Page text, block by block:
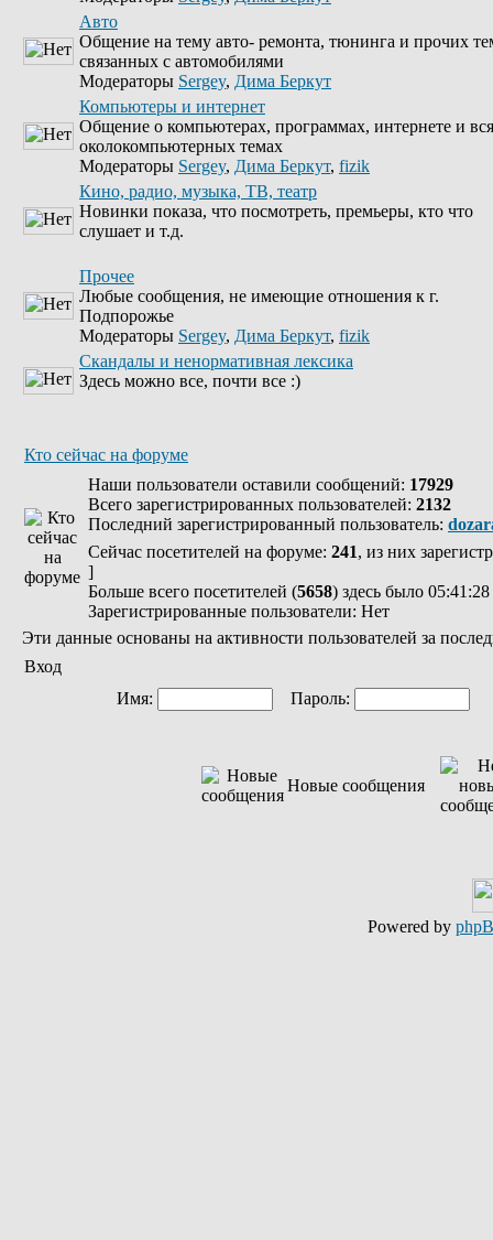
Авто
Общение на тему авто- ремонта, тюнинга и прочих
связанных с автомобилями
Модераторы Sergey, Дима Беркут
Компьютеры и интернет
Общение о компьютерах, программах, интернете и
околокомпьютерных темах
Модераторы Sergey, Дима Беркут, fizik
Кино, радио, музыка, ТВ, театр
Новинки показа, что посмотреть, премьеры, кто что
слушает и т.д.
Прочее
Любые сообщения, не имеющие отношения к г.
Подпорожье
Модераторы Sergey, Дима Беркут, fizik
Скандалы и ненормативная лексика
Здесь можно все, почти все :)
Кто сейчас на форуме
Наши пользователи оставили сообщений: 17929
Всего зарегистрированных пользователей: 2132
Последний зарегистрированный пользователь:
Сейчас посетителей на форуме: 241, из них
]
Больше всего посетителей (5658) здесь было
Зарегистрированные пользователи: Нет
Эти данные основаны на активности пользователей за
Вход
Имя:
Пароль:
Новые сообщения
Powered by